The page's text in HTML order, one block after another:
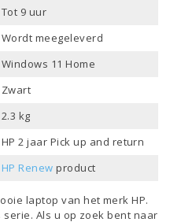
Tot 9 uur
Wordt meegeleverd
Windows 11 Home
Zwart
2.3 kg
HP 2 jaar Pick up and return
HP Renew product
laptop van het merkHP.
serie. Als u op zoek bent naar